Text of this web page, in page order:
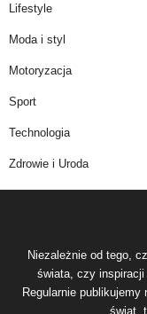
Lifestyle
Moda i styl
Motoryzacja
Sport
Technologia
Zdrowie i Uroda
Niezależnie od tego,
świata, czy inspiracji
Regularnie
świat,